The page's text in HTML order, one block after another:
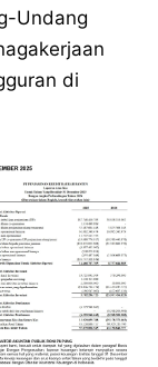
Undang
di